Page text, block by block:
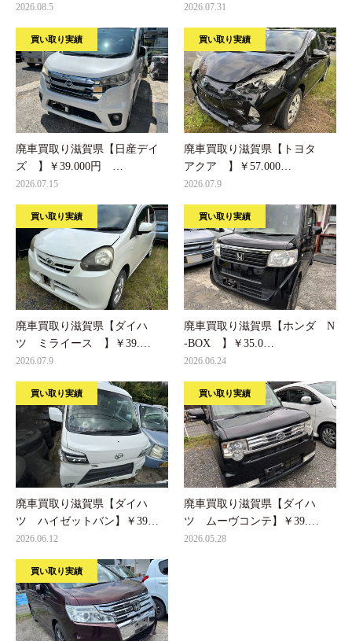
2026.08.5 2026.07.31
買い取り実績
廃車買取り滋賀県【日産デイ
ズ 】￥39.000円 …
2026.07.15
買い取り実績
廃車買取り滋賀県【トヨタ
アクア 】￥57.000…
2026.07.9
買い取り実績
廃車買取り滋賀県【ダイハ
ツ ミライース 】￥39.…
2026.07.9
買い取り実績
廃車買取り滋賀県【ホンダ N
-BOX 】￥35.0…
2026.06.24
買い取り実績
廃車買取り滋賀県【ダイハ
ツ ハイゼットバン】￥39…
2026.06.12
買い取り実績
廃車買取り滋賀県【ダイハ
ツ ムーヴコンテ】￥39.…
2026.05.28
買い取り実績